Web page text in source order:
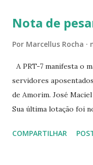
☆CINE VIP CLUBE
Nota de
Por Marcellus Rocha
A PRT-7 manifesta o
servidores
de Amorim. José
Sua última lotação foi
Siqueira Amorim
COMPARTILHAR